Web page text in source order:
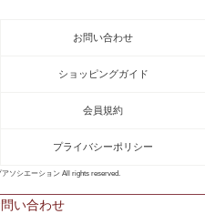
お問い合わせ
ショッピングガイド
会員規約
プライバシーポリシー
ソシエーション All rights reserved.
い合わせ